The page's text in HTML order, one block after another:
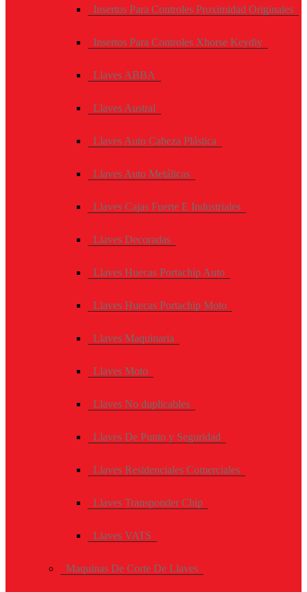
Insertos Para Controles Proximidad Originales
Insertos Para Controles Xhorse Keydiy
Llaves ABBA
Llaves Austral
Llaves Auto Cabeza Plástica
Llaves Auto Metálicas
Llaves Cajas Fuerte E Industriales
Llaves Decoradas
Llaves Huecas Portachip Auto
Llaves Huecas Portachip Moto
Llaves Maquinaria
Llaves Moto
Llaves No duplicables
Llaves De Punto y Seguridad
Llaves Residenciales Comerciales
Llaves Transponder Chip
Llaves VATS
Maquinas De Corte De Llaves